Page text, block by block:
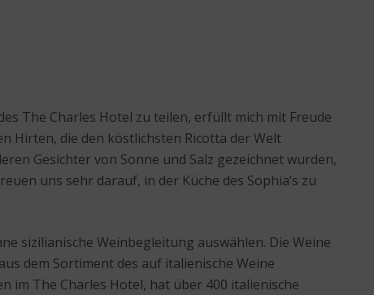
The Charles Hotel zu teilen, erfüllt mich mit Freude
Hirten, die den köstlichsten Ricotta der Welt
Gesichter von Sonne und Salz gezeichnet wurden,
uns sehr darauf, in der Küche des Sophia’s zu
sizilianische Weinbegleitung auswählen. Die Weine
dem Sortiment des auf italienische Weine
im The Charles Hotel, hat über 400 italienische